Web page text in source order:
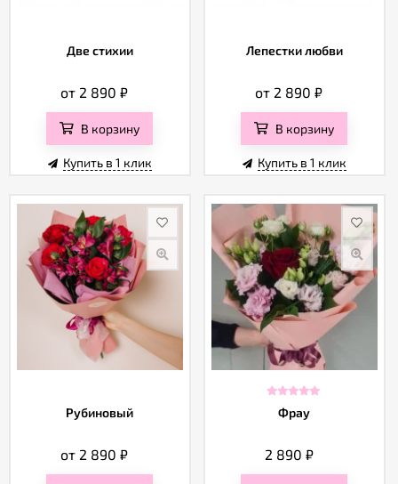
Две стихии
от 2 890₽
В корзину
Купить в 1 клик
Лепестки любви
от 2 890₽
В корзину
Купить в 1 клик
Рубиновый
от 2 890₽
Фрау
2 890 ₽